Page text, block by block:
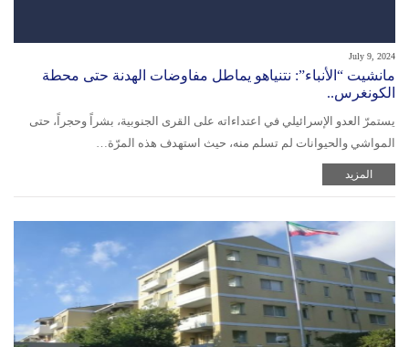
July 9, 2024
مانشيت “الأنباء”: نتنياهو يماطل مفاوضات الهدنة حتى محطة
الكونغرس..
يستمرّ العدو الإسرائيلي في اعتداءاته على القرى الجنوبية، بشراً وحجراً، حتى
المواشي والحيوانات لم تسلم منه، حيث استهدف هذه المرّة…
المزيد